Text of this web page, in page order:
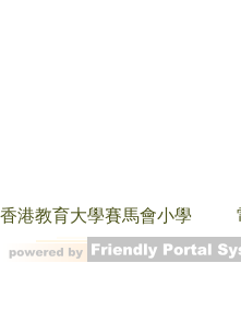
香港教育大學賽馬會小學